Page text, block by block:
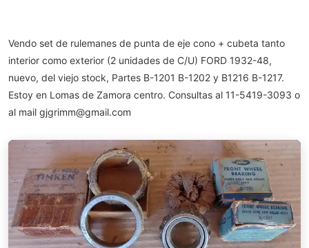
Vendo set de rulemanes de punta de eje cono + cubeta tanto
interior como exterior (2 unidades de C/U) FORD 1932-48,
nuevo, del viejo stock, Partes B-1201 B-1202 y B1216 B-1217.
Estoy en Lomas de Zamora centro. Consultas al 11-5419-3093 o
al mail gjgrimm@gmail.com